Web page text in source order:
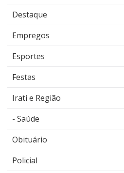
Destaque
Empregos
Esportes
Festas
Irati e Região
Saúde
Obituário
Policial